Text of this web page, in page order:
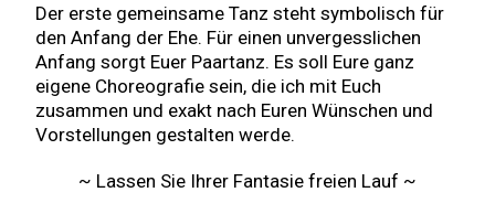
Der erste gemeinsame Tanz steht symbolisch für
den Anfang der Ehe. Für einen unvergesslichen
Anfang sorgt Euer Paartanz. Es soll Eure ganz
eigene Choreografie sein, die ich mit Euch
zusammen und exakt nach Euren Wünschen und
Vorstellungen gestalten werde.
~ Lassen Sie Ihrer Fantasie freien Lauf ~